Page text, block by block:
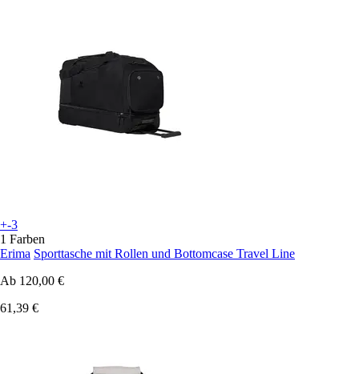
+-3
1 Farben
Erima Sporttasche mit Rollen und Bottomcase Travel Line
Ab 120,00 €
61,39 €